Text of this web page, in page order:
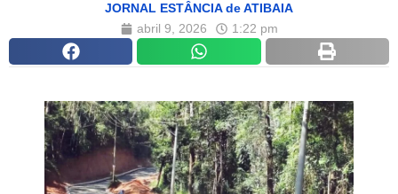
JORNAL ESTÂNCIA de ATIBAIA
abril 9, 2026
1:22 pm